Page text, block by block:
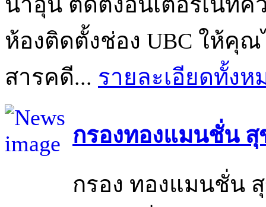
ห้องติดตั้งช่อง UBC ให้คุ
สารคดี... รายละเอียดทั้งห
กรองทองแมนชั่น สุ
กรอง ทองแมนชั่น